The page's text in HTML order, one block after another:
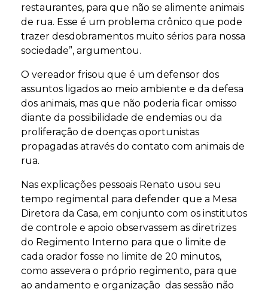
restaurantes, para que não se alimente animais
de rua. Esse é um problema crônico que pode
trazer desdobramentos muito sérios para nossa
sociedade”, argumentou.
O vereador frisou que é um defensor dos
assuntos ligados ao meio ambiente e da defesa
dos animais, mas que não poderia ficar omisso
diante da possibilidade de endemias ou da
proliferação de doenças oportunistas
propagadas através do contato com animais de
rua.
Nas explicações pessoais Renato usou seu
tempo regimental para defender que a Mesa
Diretora da Casa, em conjunto com os institutos
de controle e apoio observassem as diretrizes
do Regimento Interno para que o limite de
cada orador fosse no limite de 20 minutos,
como assevera o próprio regimento, para que
ao andamento e organização das sessão não